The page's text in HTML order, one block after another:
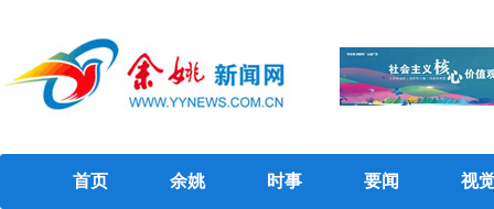
首页 余姚 时事 要闻 视